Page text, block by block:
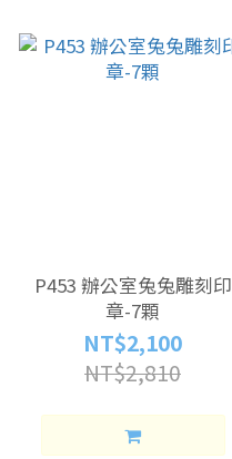
P453 辦公室兔兔雕刻印
章-7顆
NT$2,100
NT$2,810